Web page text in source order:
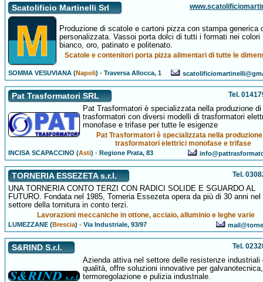
Scatolificio Martinelli Srl
Produzione di scatole e cartoni pizza con stampa generica
personalizzata. Vassoi porta dolci di tutti i formati nei colori
bianco, oro, patinato e politenato.
Scatole e contenitori porta pizza alimentari di tutte le
SOMMA VESUVIANA (Napoli) -Traversa Allocca, 1
Pat Trasformatori SRL Tel.
Pat Trasformatori è specializzata nella produzione di
trasformatori con diversi modelli di trasformatori
monofase e trifase per tutte le esigenze
Pat Trasformatori è specializzata nella
trasformatori elettrici monofase e trifase
INCISA SCAPACCINO (Asti) -Regione Prata, 83
TORNERIA ESSEZETA s.r.l. Tel.
UNA TORNERIA CONTO TERZI CON RADICI SOLIDE E SGUARDO AL
FUTURO. Fondata nel 1985, Torneria Essezeta opera da più di 30 anni nel
settore della tornitura in conto terzi.
Lavorazioni meccaniche in ottone, acciaio, alluminio e leghe varie
LUMEZZANE (Brescia) -Via Industriale, 93/97
S&RIND S.r.l. Tel.
Azienda attiva nel settore delle resistenze industriali
qualità, offre soluzioni innovative per galvanotecnica,
termoregolazione e pulizia industriale.